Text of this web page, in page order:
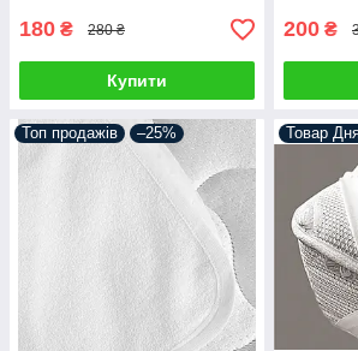
180 ₴ 280 ₴
Купити
200 ₴
Топ продажів –25% Товар